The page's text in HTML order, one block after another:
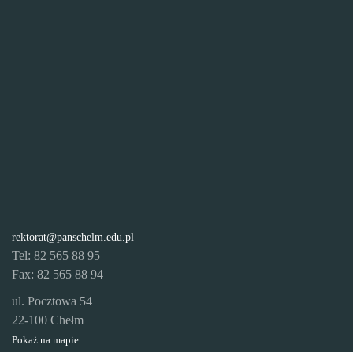
rektorat@panschelm.edu.pl
Tel: 82 565 88 95
Fax: 82 565 88 94
ul. Pocztowa 54
22-100 Chełm
Pokaż na mapie